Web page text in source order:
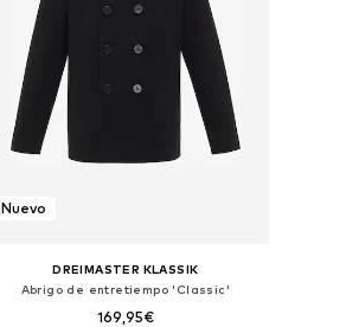
Nuevo
DREIMASTER KLASSIK
Abrigo de entretiempo 'Classic'
169,95€